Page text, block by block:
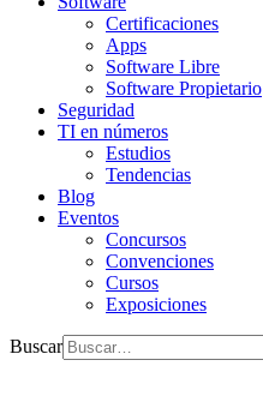
Certificaciones
Apps
Software Libre
Software Propietario
Seguridad
TI en números
Estudios
Tendencias
Blog
Eventos
Concursos
Convenciones
Cursos
Exposiciones
Buscar